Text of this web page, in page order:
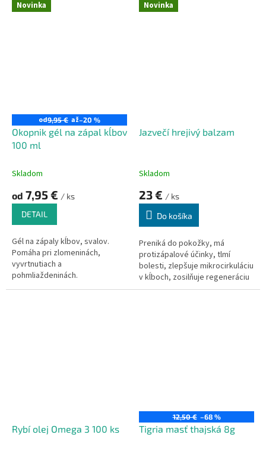
Jedinečné zloženie a štruktúra
morských kolagénových
Novinka
od9,95 € až–20 %
Okopnik gél na zápal kĺbov
100 ml
Skladom
od 7,95 € / ks
DETAIL
Gél na zápaly kĺbov, svalov.
Pomáha pri zlomeninách,
vyvrtnutiach a
pohmliaždeninách.
Novinka
Jazvečí hrejivý balzam
Skladom
23 € / ks
Do košíka
Preniká do pokožky, má
protizápalové účinky, tlmí
bolesti, zlepšuje mikrocirkuláciu
v kĺboch, zosilňuje regeneráciu
chrupaviek a aktivuje centrá
Rybí olej Omega 3 100 ks
12,50 € –68 %
Tigria masť thajská 8g